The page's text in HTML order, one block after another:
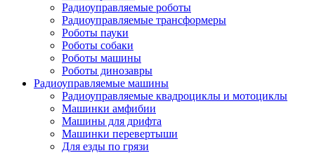
Радиоуправляемые роботы
Радиоуправляемые трансформеры
Роботы пауки
Роботы собаки
Роботы машины
Роботы динозавры
Радиоуправляемые машины
Радиоуправляемые квадроциклы и мотоциклы
Машинки амфибии
Машины для дрифта
Машинки перевертыши
Для езды по грязи